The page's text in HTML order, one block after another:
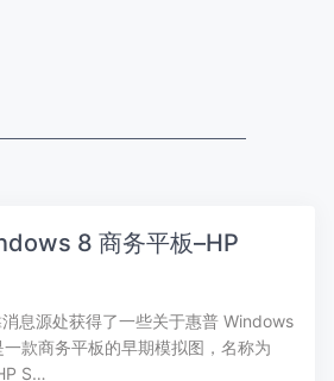
8 商务平板–HP
息源处获得了一些关于惠普 Windows
款商务平板的早期模拟图，名称为
S…